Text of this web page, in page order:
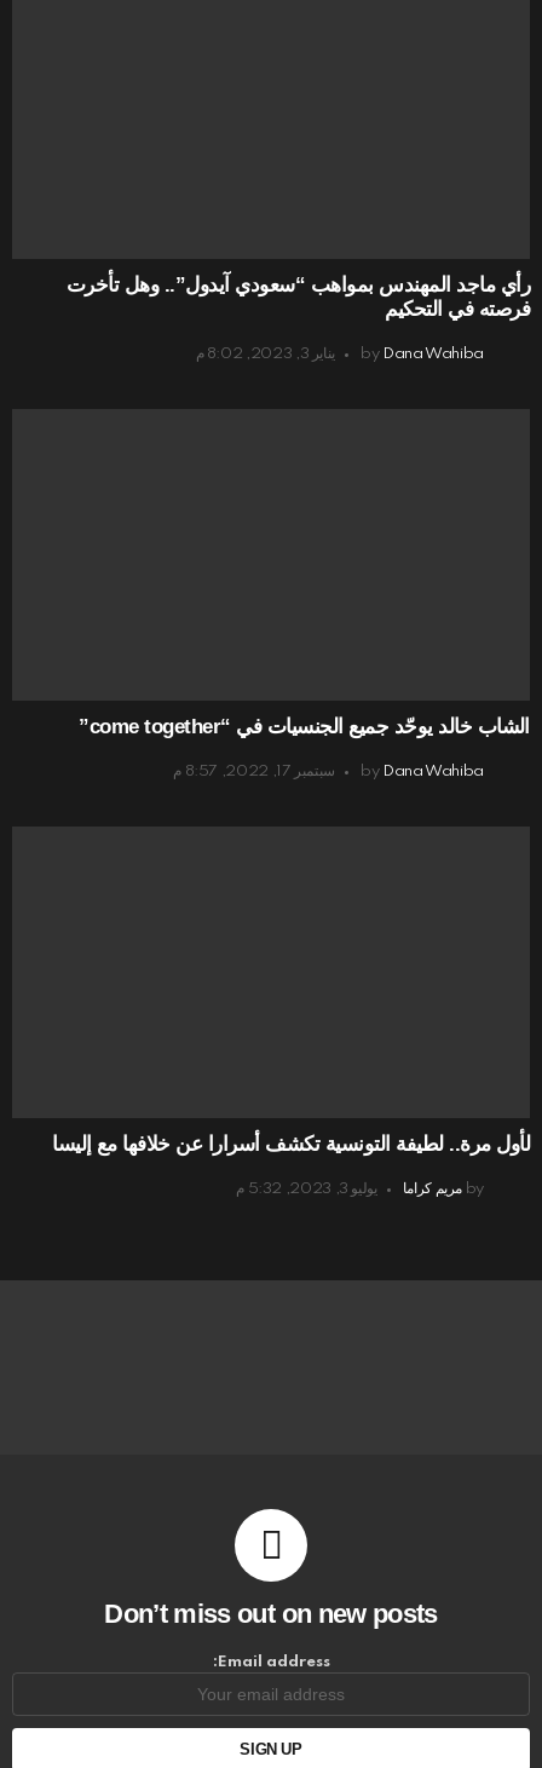
رأي ماجد المهندس بمواهب “سعودي آيدول”.. وهل تأخرت
فرصته في التحكيم
by Dana Wahiba يناير 3, 2023, 8:02 م
الشاب خالد يوحّد جميع الجنسيات في “come together”
by Dana Wahiba سبتمبر 17, 2022, 8:57 م
لأول مرة.. لطيفة التونسية تكشف أسرارا عن خلافها مع إليسا
by مريم كراما يوليو 3, 2023, 5:32 م
Don’t miss out on new posts
Email address: